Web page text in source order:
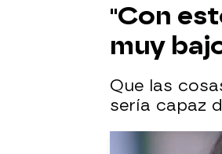
"Con
muy
Que las
sería capaz